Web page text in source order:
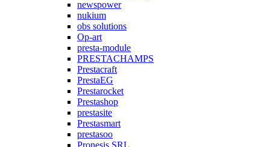
newspower
nukium
obs solutions
Op-art
presta-module
PRESTACHAMPS
Prestacraft
PrestaEG
Prestarocket
Prestashop
prestasite
Prestasmart
prestasoo
Pronesis SRL